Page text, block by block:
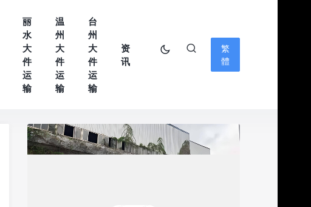
丽
水
大
件
运
输
温
州
大
件
运
输
台
州
大
件
运
输
资
讯
繁
體